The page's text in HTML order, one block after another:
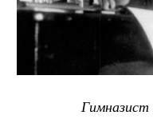
Гимназист